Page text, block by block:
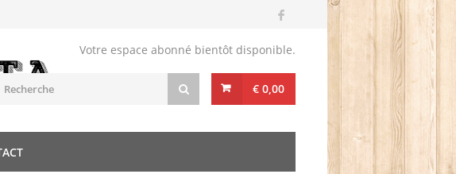
Votre espace abonné bientôt disponible.
€ 0,00